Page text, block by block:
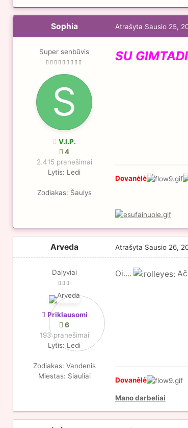
Sophia
Super senbūvis
V.I.P.
4
2.415 pranešimai
Lytis: Ledi
Zodiakas: Šaulys
Atrašyta Sausio 25,
SU
Dovanėlė
Arveda
Dalyviai
Priklausomi
6
193 pranešimai
Lytis: Ledi
Zodiakas: Vandenis
Miestas: Siauliai
Atrašyta Sausio 26,
Oi....
Dovanėlė
Mano darbeliai